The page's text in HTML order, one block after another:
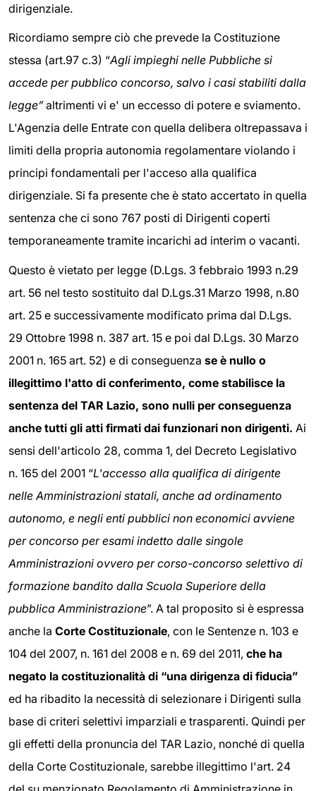
dirigenziale.
Ricordiamo sempre ciò che prevede la Costituzione
stessa (art.97 c.3) “Agli impieghi nelle Pubbliche si
accede per pubblico concorso, salvo i casi stabiliti dalla
legge”altrimenti vi e' un eccesso di potere e sviamento.
L'Agenzia delle Entrate con quella delibera oltrepassava i
limiti della propria autonomia regolamentare violando i
principi fondamentali per l'acceso alla qualifica
dirigenziale. Si fa presente che è stato accertato in quella
sentenza che ci sono 767 posti di Dirigenti coperti
temporaneamente tramite incarichi ad interim o vacanti.
Questo è vietato per legge (D.Lgs. 3 febbraio 1993 n.29
art. 56 nel testo sostituito dal D.Lgs.31 Marzo 1998, n.80
art. 25 e successivamente modificato prima dal D.Lgs.
29 Ottobre 1998 n. 387 art. 15 e poi dal D.Lgs. 30 Marzo
2001 n. 165 art. 52) e di conseguenza se è nullo o
illegittimo l'atto di conferimento, come stabilisce la
sentenza del TAR Lazio, sono nulli per conseguenza
anche tutti gli atti firmati dai funzionari non dirigenti. Ai
sensi dell'articolo 28, comma 1, del Decreto Legislativo
n. 165 del 2001 “L'accesso alla qualifica di dirigente
nelle Amministrazioni statali, anche ad ordinamento
autonomo, e negli enti pubblici non economici avviene
per concorso per esami indetto dalle singole
Amministrazioni ovvero per corso-concorso selettivo di
formazione bandito dalla Scuola Superiore della
pubblica Amministrazione”. A tal proposito si è espressa
anche la Corte Costituzionale, con le Sentenze n. 103 e
104 del 2007, n. 161 del 2008 e n. 69 del 2011, che ha
negato la costituzionalità di “una dirigenza di fiducia”
ed ha ribadito la necessità di selezionare i Dirigenti sulla
base di criteri selettivi imparziali e trasparenti. Quindi per
gli effetti della pronuncia del TAR Lazio, nonché di quella
della Corte Costituzionale, sarebbe illegittimo l'art. 24